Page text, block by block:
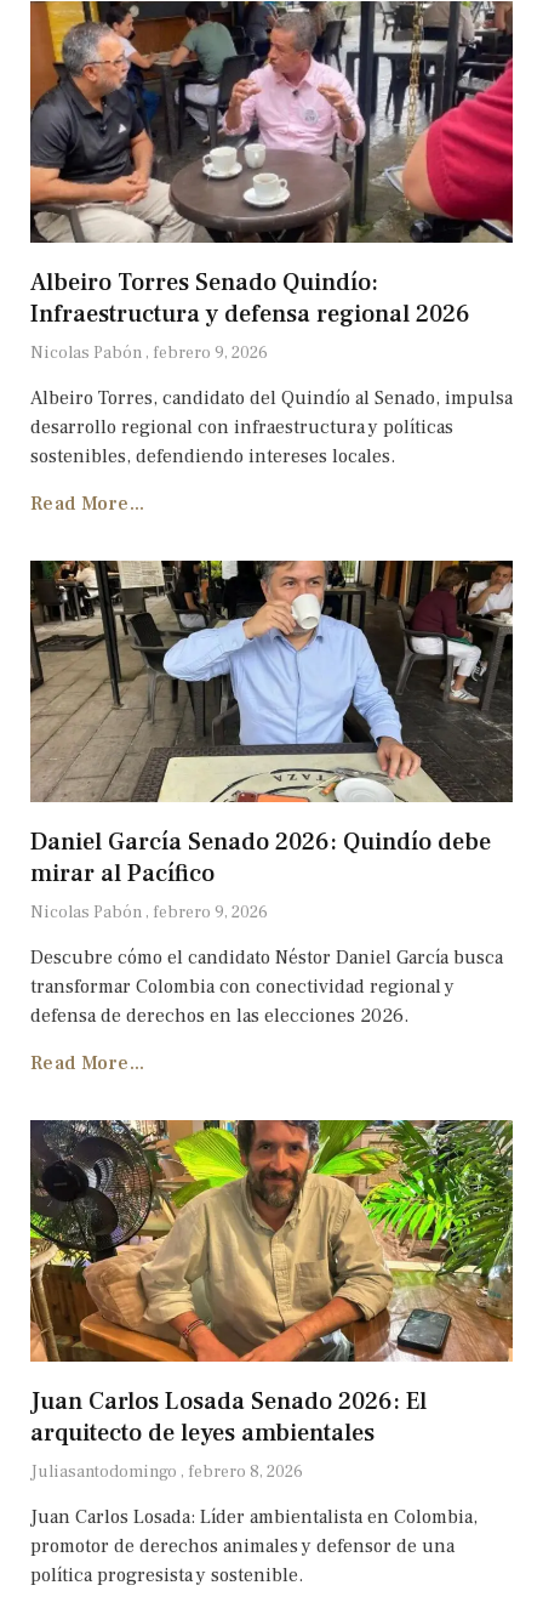
Albeiro Torres Senado Quindío:
Infraestructura y defensa regional 2026
Nicolas Pabón febrero 9, 2026
Albeiro Torres, candidato del Quindío al Senado, impulsa
desarrollo regional con infraestructura y políticas
sostenibles, defendiendo intereses locales.
Read More...
Daniel García Senado 2026: Quindío debe
mirar al Pacífico
Nicolas Pabón febrero 9, 2026
Descubre cómo el candidato Néstor Daniel García busca
transformar Colombia con conectividad regional y
defensa de derechos en las elecciones 2026.
Read More...
Juan Carlos Losada Senado 2026: El
arquitecto de leyes ambientales
Juliasantodomingo febrero 8, 2026
Juan Carlos Losada: Líder ambientalista en Colombia,
promotor de derechos animales y defensor de una
política progresista y sostenible.